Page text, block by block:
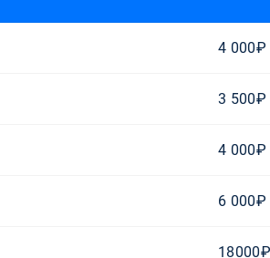
4 000₽
3 500₽
4 000₽
6 000₽
18000₽